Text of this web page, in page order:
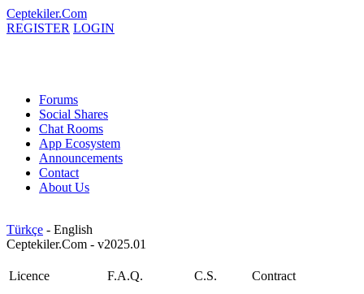
Ceptekiler.Com
REGISTER LOGIN
Forums
Social Shares
Chat Rooms
App Ecosystem
Announcements
Contact
About Us
Türkçe - English
Ceptekiler.Com - v2025.01
Licence F.A.Q. C.S. Contract